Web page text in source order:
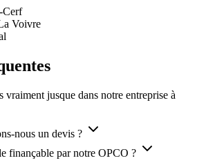
Cerf
Voivre
vraiment jusque dans notre entreprise à
nous un devis ?
finançable par notre OPCO ?